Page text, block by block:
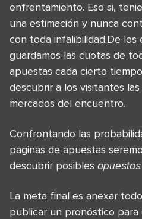
enfrentamiento. Eso si,
una estimación y nunca
con toda infalibilidad.De
guardamos las cuotas de
apuestas cada cierto
descubrir a los visitantes
mercados del encuentro.
Confrontando las
paginas de apuestas
descubrir posibles
La meta final es anexar
publicar un pronóstico